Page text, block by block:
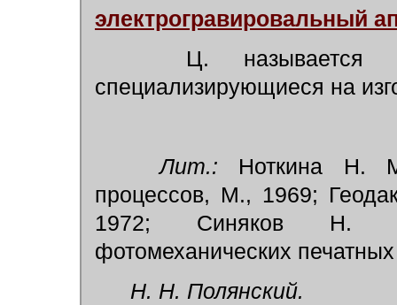
электрогравировальный
Ц. называется
специализирующиеся на
Лит.: Ноткина Н.
процессов, М., 1969;
1972; Синяков Н. И.,
фотомеханических
Н. Н. Полянский.